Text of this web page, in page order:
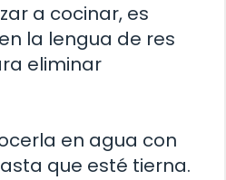
a cocinar, es
la lengua de res
eliminar
en agua con
que esté tierna.